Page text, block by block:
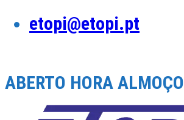
etopi@etopi.pt
ABERTO HORA ALMOÇO